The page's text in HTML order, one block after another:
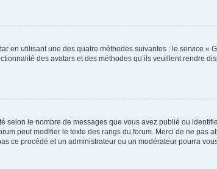
en utilisant une des quatre méthodes suivantes : le service «
des avatars et des méthodes qu’ils veuillent rendre
selon le nombre de messages que vous avez publié ou
peut modifier le texte des rangs du forum. Merci de ne pas
ce procédé et un administrateur ou un modérateur pourra